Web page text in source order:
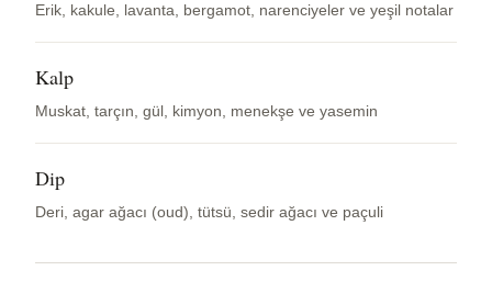
Erik, kakule, lavanta, bergamot, narenciyeler ve yeşil notalar
Kalp
Muskat, tarçın, gül, kimyon, menekşe ve yasemin
Dip
Deri, agar ağacı (oud), tütsü, sedir ağacı ve paçuli